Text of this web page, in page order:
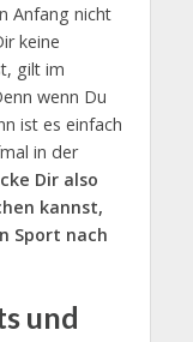
Anfang nicht
keine
gilt im
wenn Du
ist es einfach
in der
Dir also
kannst,
Sport nach
und